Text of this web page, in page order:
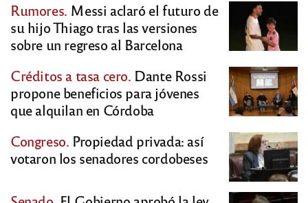
Rumores. Messi aclaró el futuro de
su hijo Thiago tras las versiones
sobre un regreso al Barcelona
Créditos a tasa cero. Dante Rossi
propone beneficios para jóvenes
que alquilan en Córdoba
Congreso. Propiedad privada: así
votaron los senadores cordobeses